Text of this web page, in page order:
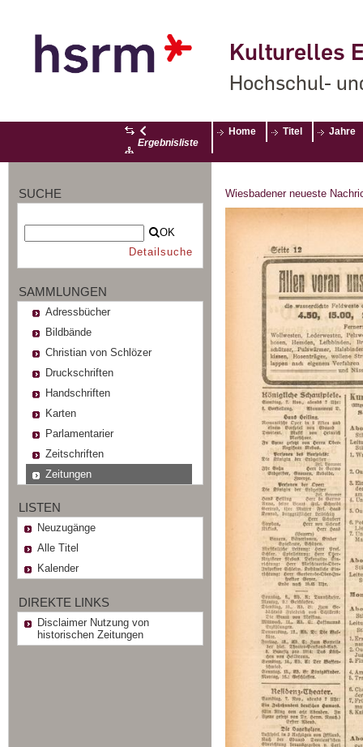
Kulturelles
Hochschul-
Ergebnisliste
Home Titel Jahre
SUCHE
OK
Detailsuche
SAMMLUNGEN
Adressbücher
Bildbände
Christian von Schlözer
Druckschriften
Handschriften
Karten
Parlamentarier
Zeitschriften
Zeitungen
LISTEN
Neuzugänge
Alle Titel
Kalender
DIREKTE LINKS
Disclaimer Nutzung von
historischen Zeitungen
Wiesbadener neueste